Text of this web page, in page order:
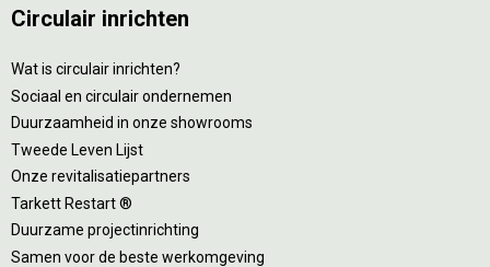
Circulair inrichten
Wat is circulair inrichten?
Sociaal en circulair ondernemen
Duurzaamheid in onze showrooms
Tweede Leven Lijst
Onze revitalisatiepartners
Tarkett Restart ®
Duurzame projectinrichting
Samen voor de beste werkomgeving